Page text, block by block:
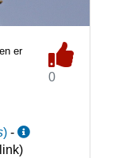
er
0
) -